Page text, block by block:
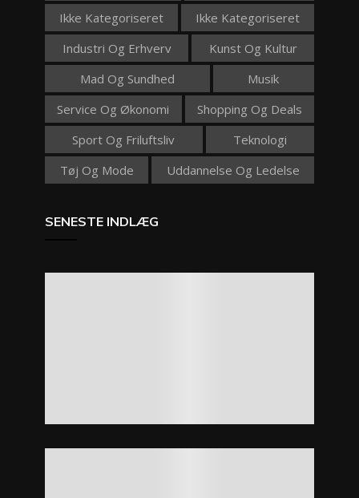
Ikke Kategoriseret
Ikke Kategoriseret
Industri Og Erhverv
Kunst Og Kultur
Mad Og Sundhed
Musik
Service Og Økonomi
Shopping Og Deals
Sport Og Friluftsliv
Teknologi
Tøj Og Mode
Uddannelse Og Ledelse
SENESTE INDLÆG